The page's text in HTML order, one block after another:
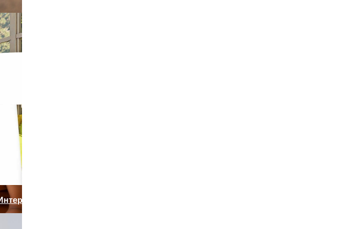
Постоянные Риски Для Здоровья